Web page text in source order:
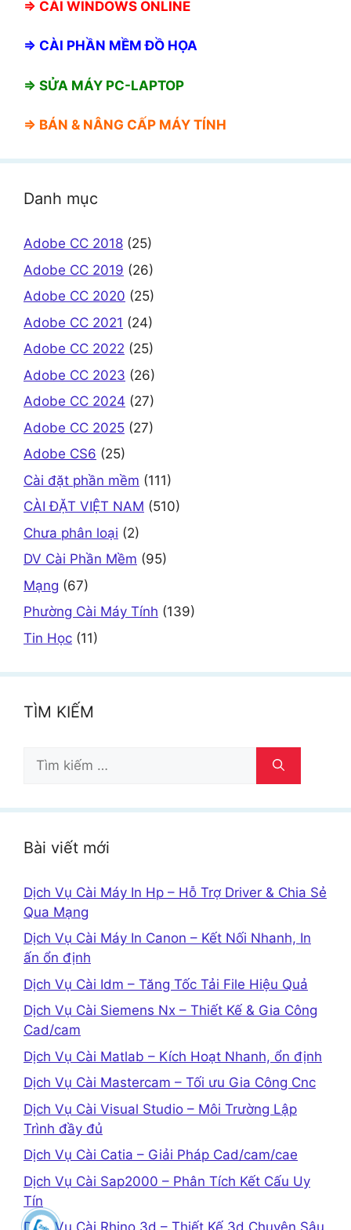
⇒ CÀI WINDOWS ONLINE
⇒ CÀI PHẦN MỀM ĐỒ HỌA
⇒ SỬA MÁY PC-LAPTOP
⇒ BÁN & NÂNG CẤP MÁY TÍNH
Danh mục
Adobe CC 2018 (25)
Adobe CC 2019 (26)
Adobe CC 2020 (25)
Adobe CC 2021 (24)
Adobe CC 2022 (25)
Adobe CC 2023 (26)
Adobe CC 2024 (27)
Adobe CC 2025 (27)
Adobe CS6 (25)
Cài đặt phần mềm (111)
CÀI ĐẶT VIỆT NAM (510)
Chưa phân loại (2)
DV Cài Phần Mềm (95)
Mạng (67)
Phường Cài Máy Tính (139)
Tin Học (11)
TÌM KIẾM
Tìm
kiếm
Bài viết mới
Dịch Vụ Cài Máy In Hp – Hỗ Trợ Driver & Chia Sẻ
Qua Mạng
Dịch Vụ Cài Máy In Canon – Kết Nối Nhanh, In
ấn ổn định
Dịch Vụ Cài Idm – Tăng Tốc Tải File Hiệu Quả
Dịch Vụ Cài Siemens Nx – Thiết Kế & Gia Công
Cad/cam
Dịch Vụ Cài Matlab – Kích Hoạt Nhanh, ổn định
Dịch Vụ Cài Mastercam – Tối ưu Gia Công Cnc
Dịch Vụ Cài Visual Studio – Môi Trường Lập
Trình đầy đủ
Dịch Vụ Cài Catia – Giải Pháp Cad/cam/cae
Dịch Vụ Cài Sap2000 – Phân Tích Kết Cấu Uy
Tín